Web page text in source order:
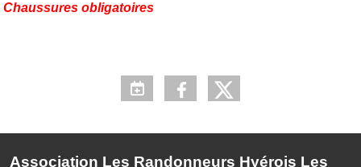
Chaussures obligatoires
Association Les Randonneurs Hyérois Les